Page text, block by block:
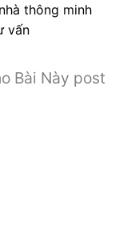
thông minh
vấn
Bài Này post